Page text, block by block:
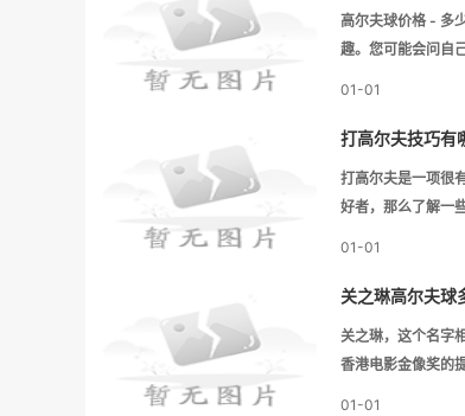
高尔夫球价格 - 多
趣。您可能会问自
01-01
打高尔夫技巧有
打高尔夫是一项很
好者，那么了解一
01-01
关之琳高尔夫球
关之琳，这个名字
香港电影金像奖的
01-01